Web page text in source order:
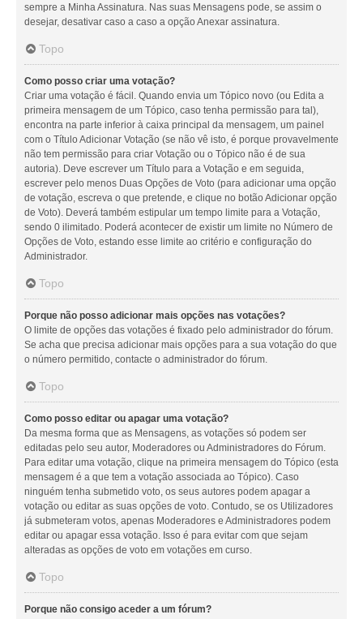
sempre a Minha Assinatura. Nas suas Mensagens pode, se assim o
desejar, desativar caso a caso a opção Anexar assinatura.
Topo
Como posso criar uma votação?
Criar uma votação é fácil. Quando envia um Tópico novo (ou Edita a
primeira mensagem de um Tópico, caso tenha permissão para tal),
encontra na parte inferior à caixa principal da mensagem, um painel
com o Título Adicionar Votação (se não vê isto, é porque provavelmente
não tem permissão para criar Votação ou o Tópico não é de sua
autoria). Deve escrever um Título para a Votação e em seguida,
escrever pelo menos Duas Opções de Voto (para adicionar uma opção
de votação, escreva o que pretende, e clique no botão Adicionar opção
de Voto). Deverá também estipular um tempo limite para a Votação,
sendo 0 ilimitado. Poderá acontecer de existir um limite no Número de
Opções de Voto, estando esse limite ao critério e configuração do
Administrador.
Topo
Porque não posso adicionar mais opções nas votações?
O limite de opções das votações é fixado pelo administrador do fórum.
Se acha que precisa adicionar mais opções para a sua votação do que
o número permitido, contacte o administrador do fórum.
Topo
Como posso editar ou apagar uma votação?
Da mesma forma que as Mensagens, as votações só podem ser
editadas pelo seu autor, Moderadores ou Administradores do Fórum.
Para editar uma votação, clique na primeira mensagem do Tópico (esta
mensagem é a que tem a votação associada ao Tópico). Caso
ninguém tenha submetido voto, os seus autores podem apagar a
votação ou editar as suas opções de voto. Contudo, se os Utilizadores
já submeteram votos, apenas Moderadores e Administradores podem
editar ou apagar essa votação. Isso é para evitar com que sejam
alteradas as opções de voto em votações em curso.
Topo
Porque não consigo aceder a um fórum?